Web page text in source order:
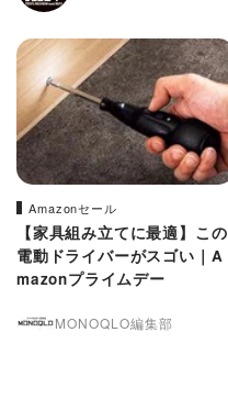
Amazonセール
【家具組み立てに最適】この
電動ドライバーがスゴい｜A
mazonプライムデー
MONOQLO編集部